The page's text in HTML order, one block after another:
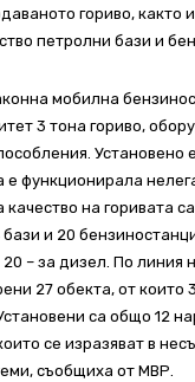
гориво, както
петролни бази и
мобилна
3 тона гориво,
Установено
е функционирала
качество на горивата
и 20
– за дизел. По линия
27 обекта, от които
са общо 12
се изразяват в
съобщиха от МВР.